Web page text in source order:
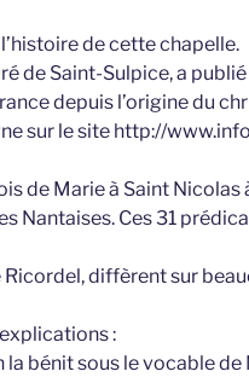
de cette chapelle.
de Saint-Sulpice, a
depuis l’origine du
sur le site http://
de Marie à Saint Nicolas
Nantaises. Ces 31
diffèrent sur
:
la bénit sous le vocable